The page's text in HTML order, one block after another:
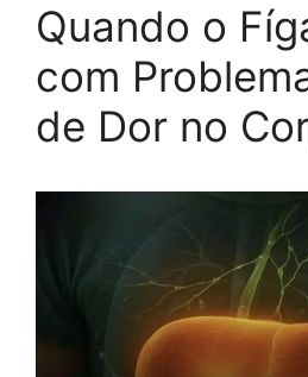
Quando o
com
de Dor no